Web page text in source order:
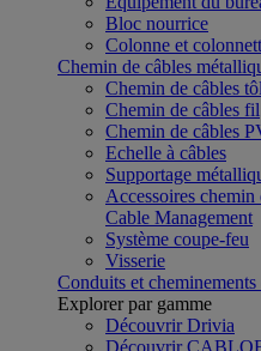
Bloc nourrice
Colonne et
Chemin de câbles
Chemin de câbles
Chemin de câbles fil
Chemin de câbles
Echelle à câbles
Supportage
Accessoires
Cable Management
Système coupe-feu
Visserie
Conduits et cheminements
Explorer par gamme
Découvrir Drivia
Découvrir